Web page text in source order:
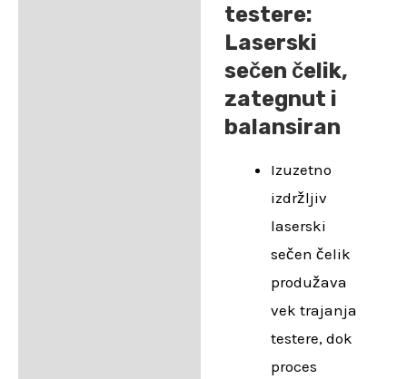
testere:
Laserski
sečen čelik,
zategnut i
balansiran
Izuzetno
izdržljiv
laserski
sečen čelik
produžava
vek trajanja
testere, dok
proces